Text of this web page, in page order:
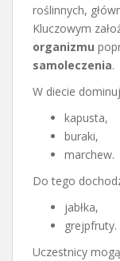
roślinnych,
Kluczowym
organizmu
samoleczenia.
W diecie
kapusta,
buraki,
marchew.
Do tego
jabłka,
grejpfruty.
Uczestnicy